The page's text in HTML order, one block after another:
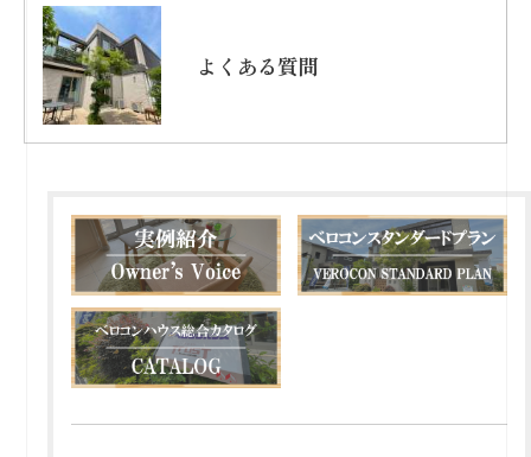
よくある質問